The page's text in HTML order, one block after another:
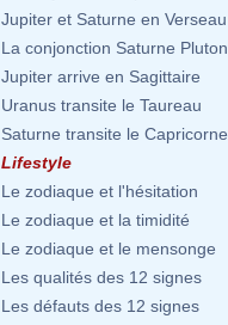
Jupiter et Saturne en Verseau
La conjonction Saturne Pluton
Jupiter arrive en Sagittaire
Uranus transite le Taureau
Saturne transite le Capricorne
Lifestyle
Le zodiaque et l'hésitation
Le zodiaque et la timidité
Le zodiaque et le mensonge
Les qualités des 12 signes
Les défauts des 12 signes